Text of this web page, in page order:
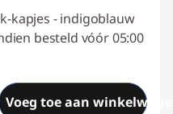
kapjes - indigoblauw
besteld vóór 05:00
Voeg toe aan